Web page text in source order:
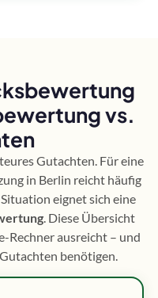
vs.
Gutachten. Für eine
in Berlin reicht häufig
eignet sich eine
. Diese Übersicht
Rechner ausreicht – und
benötigen.